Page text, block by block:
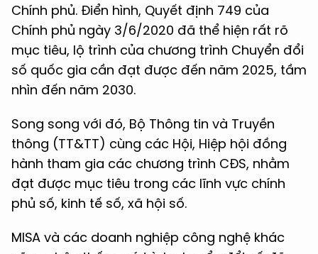
Chính phủ. Điển hình, Quyết định 749 của
Chính phủ ngày 3/6/2020 đã thể hiện rất rõ
mục tiêu, lộ trình của chương trình Chuyển đổi
số quốc gia cần đạt được đến năm 2025, tầm
nhìn đến năm 2030.
Song song với đó, Bộ Thông tin và Truyền
thông (TT&TT) cùng các Hội, Hiệp hội đồng
hành tham gia các chương trình CĐS, nhằm
đạt được mục tiêu trong các lĩnh vực chính
phủ số, kinh tế số, xã hội số.
MISA và các doanh nghiệp công nghệ khác